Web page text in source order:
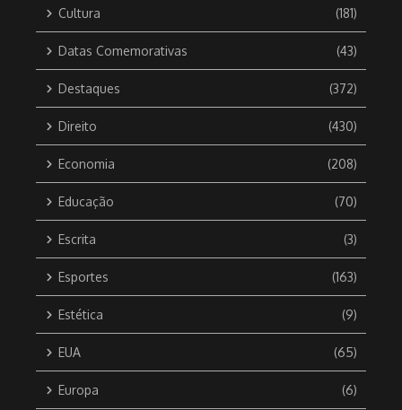
Cultura (181)
Datas Comemorativas (43)
Destaques (372)
Direito (430)
Economia (208)
Educação (70)
Escrita (3)
Esportes (163)
Estética (9)
EUA (65)
Europa (6)